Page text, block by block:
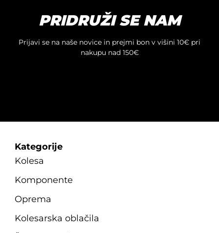
PRIDRUŽI SE NAM
Prijavi se na naše novice in prejmi bon v višini 10€ pri
nakupu nad 150€
Kategorije
Kolesa
Komponente
Oprema
Kolesarska oblačila